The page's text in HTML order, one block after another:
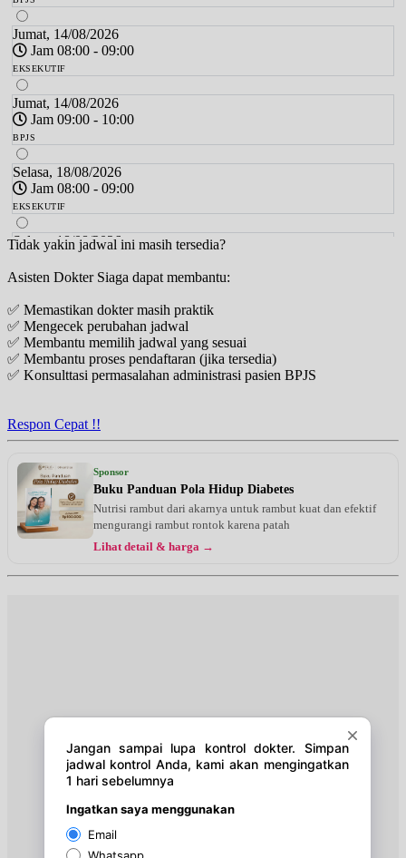
Jumat, 14/08/2026
Jam 08:00 - 09:00
EKSEKUTIF
Jumat, 14/08/2026
Jam 09:00 - 10:00
BPJS
Selasa, 18/08/2026
Jam 08:00 - 09:00
EKSEKUTIF
Selasa, 18/08/2026
Jam 09:00 - 10:00
BPJS
Jumat, 21/08/2026
Jam 08:00 - 09:00
EKSEKUTIF
Jumat, 21/08/2026
Jam 08:00 - 09:00
EKSEKUTIF
Selasa, 25/08/2026
Jam 09:00 - 10:00
Selasa, 01/09/2026
Jam 08:00 - 09:00
Jam 09:00 - 10:00
Tidak yakin jadwal ini masih tersedia?
Asisten Dokter Siaga dapat membantu:
✅ Memastikan dokter masih praktik
✅ Mengecek perubahan jadwal
✅ Membantu memilih jadwal yang sesuai
✅ Membantu proses pendaftaran (jika tersedia)
✅ Konsulttasi permasalahan administrasi pasien BPJS
Respon Cepat !!
Sponsor
Buku Panduan Pola Hidup Diabetes
Nutrisi rambut dari akarnya untuk rambut kuat dan efektif
mengurangi rambut rontok karena patah
Lihat detail & harga →